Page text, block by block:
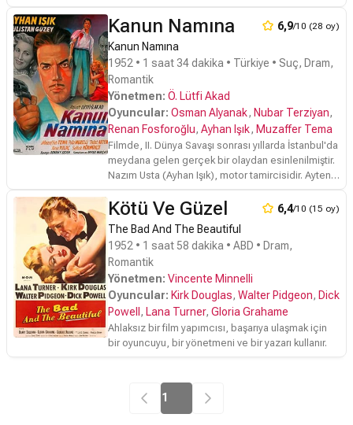
yıllarındaki gibi hisseden Barnaby, ilacın işe
Rogers) da o ilaçtan alır ama onun dozu çok daha
yüksektir. Edwina sonunda çocukluğuna geri
döner. Çiftin evliliği tehlikeye girmeye başlamıştır.
Kanun Namına 6,9/10 (28 oy)
Kanun Namına
1952 • 1 saat 34 dakika • Türkiye • Suç, Dram,
Romantik
Yönetmen: Ö. Lütfi Akad
Oyuncular: Osman Alyanak, Nubar Terziyan,
Renan Fosforoğlu, Ayhan Işık, Muzaffer Tema
Filmde, II. Dünya Savaşı sonrası yıllarda İstanbul'da
meydana gelen gerçek bir olaydan esinlenilmiştir.
Nazım Usta (Ayhan Işık), motor tamircisidir. Ayten'e
Ayten'in kız kardeşi Nezahat (Neşe Yulaç), Nazım'ı
Tema) Ayten'i ele geçirmeyi planlamaktadır. İkisi
bir olup, Perihan'ı (Pola Morelli) Nazım'la
tanıştırırlar. Nazım kadının bu çekiciliğine
dayanamaz. Bundan yararlanan Halil, Ayten'i eline
düşürür. Bunu öğrenen Nazım, Halil ve Nevzat'ı
öldürür, eşini de yaralar. Polisten kaçan Nazım,
tamirci atölyesine sığınır ve orada polise karşı
koyarsa da Ayten'in araya girmesiyle polise teslim
Kötü Ve Güzel 6,4/10 (15 oy)
The Bad And The Beautiful
1952 • 1 saat 58 dakika • ABD • Dram,
Romantik
Yönetmen: Vincente Minnelli
Oyuncular: Kirk Douglas, Walter Pidgeon, Dick
Powell , Lana Turner, Gloria Grahame
Ahlaksız bir film yapımcısı, başarıya ulaşmak için
bir oyuncuyu, bir yönetmeni ve bir yazarı kullanır.
1